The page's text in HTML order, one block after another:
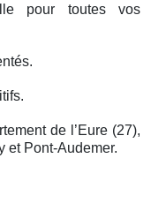
pour toutes vos
de l’Eure (27),
et Pont-Audemer.